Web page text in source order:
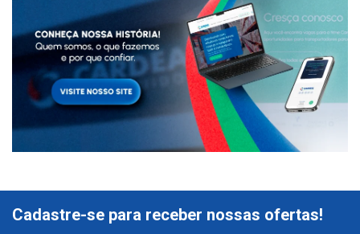
Cadastre-se para receber nossas ofertas!